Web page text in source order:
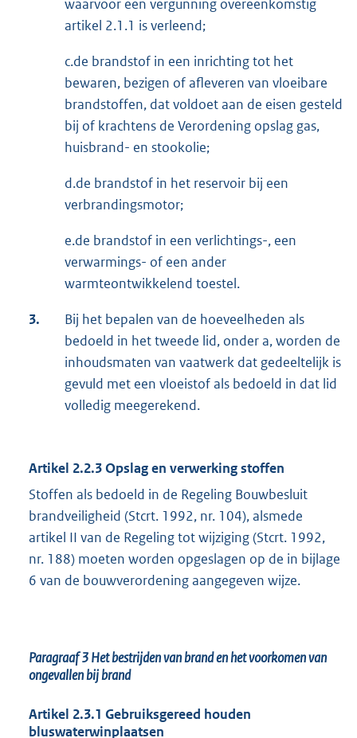
waarvoor een vergunning overeenkomstig
artikel 2.1.1 is verleend;
c.de brandstof in een inrichting tot het
bewaren, bezigen of afleveren van vloeibare
brandstoffen, dat voldoet aan de eisen gesteld
bij of krachtens de Verordening opslag gas,
huisbrand- en stookolie;
d.de brandstof in het reservoir bij een
verbrandingsmotor;
e.de brandstof in een verlichtings-, een
verwarmings- of een ander
warmteontwikkelend toestel.
3.
Bij het bepalen van de hoeveelheden als
bedoeld in het tweede lid, onder a, worden de
inhoudsmaten van vaatwerk dat gedeeltelijk is
gevuld met een vloeistof als bedoeld in dat lid
volledig meegerekend.
Artikel 2.2.3 Opslag en verwerking stoffen
Stoffen als bedoeld in de Regeling Bouwbesluit
brandveiligheid (Stcrt. 1992, nr. 104), alsmede
artikel II van de Regeling tot wijziging (Stcrt. 1992,
nr. 188) moeten worden opgeslagen op de in bijlage
6 van de bouwverordening aangegeven wijze.
Paragraaf 3Het bestrijden van brand en het voorkomen van
ongevallen bij brand
Artikel 2.3.1 Gebruiksgereed houden
bluswaterwinplaatsen